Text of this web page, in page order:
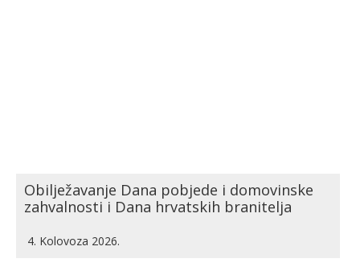
Obilježavanje Dana pobjede i domovinske
zahvalnosti i Dana hrvatskih branitelja
4. Kolovoza 2026.